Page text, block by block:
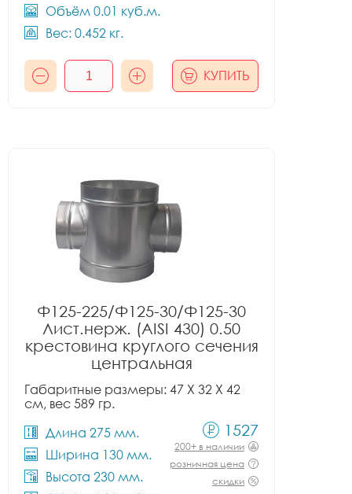
Объём 0.01 куб.м.
Вес: 0.452 кг.
КУПИТЬ
Ф125-225/Ф125-30/Ф125-30
Лист.нерж. (AISI 430) 0.50
крестовина круглого сечения
центральная
Габаритные размеры: 47 X 32 X 42
см, вес 589 гр.
Длина 275 мм.
Ширина 130 мм.
Высота 230 мм.
1527
200+ в наличии
розничная цена
скидки